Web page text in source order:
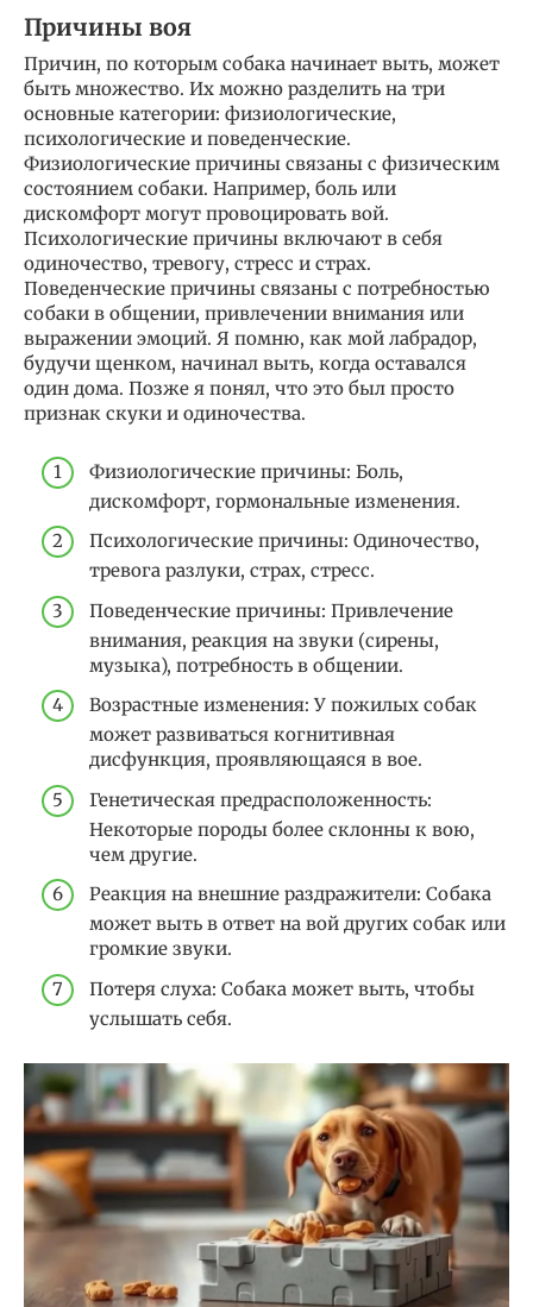
Причины воя
Причин, по которым собака начинает выть, может
быть множество. Их можно разделить на три
основные категории: физиологические,
психологические и поведенческие.
Физиологические причины связаны с физическим
состоянием собаки. Например, боль или
дискомфорт могут провоцировать вой.
Психологические причины включают в себя
одиночество, тревогу, стресс и страх.
Поведенческие причины связаны с потребностью
собаки в общении, привлечении внимания или
выражении эмоций. Я помню, как мой лабрадор,
будучи щенком, начинал выть, когда оставался
один дома. Позже я понял, что это был просто
признак скуки и одиночества.
Физиологические причины: Боль,
дискомфорт, гормональные изменения.
Психологические причины: Одиночество,
тревога разлуки, страх, стресс.
Поведенческие причины: Привлечение
внимания, реакция на звуки (сирены,
музыка), потребность в общении.
Возрастные изменения: У пожилых собак
может развиваться когнитивная
дисфункция, проявляющаяся в вое.
Генетическая предрасположенность:
Некоторые породы более склонны к вою,
чем другие.
Реакция на внешние раздражители: Собака
может выть в ответ на вой других собак или
громкие звуки.
Потеря слуха: Собака может выть, чтобы
услышать себя.